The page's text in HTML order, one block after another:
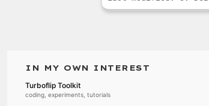
IN MY OWN INTEREST
Turboflip Toolkit
coding, experiments, tutorials